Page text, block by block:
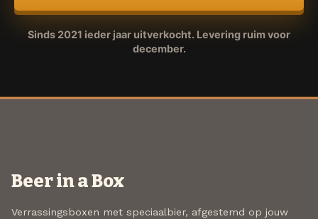
Sinds 2021 ieder jaar uitverkocht. Levering ruim voor
december.
Beer in a Box
Verrassingsboxen met speciaalbier, afgestemd op jouw